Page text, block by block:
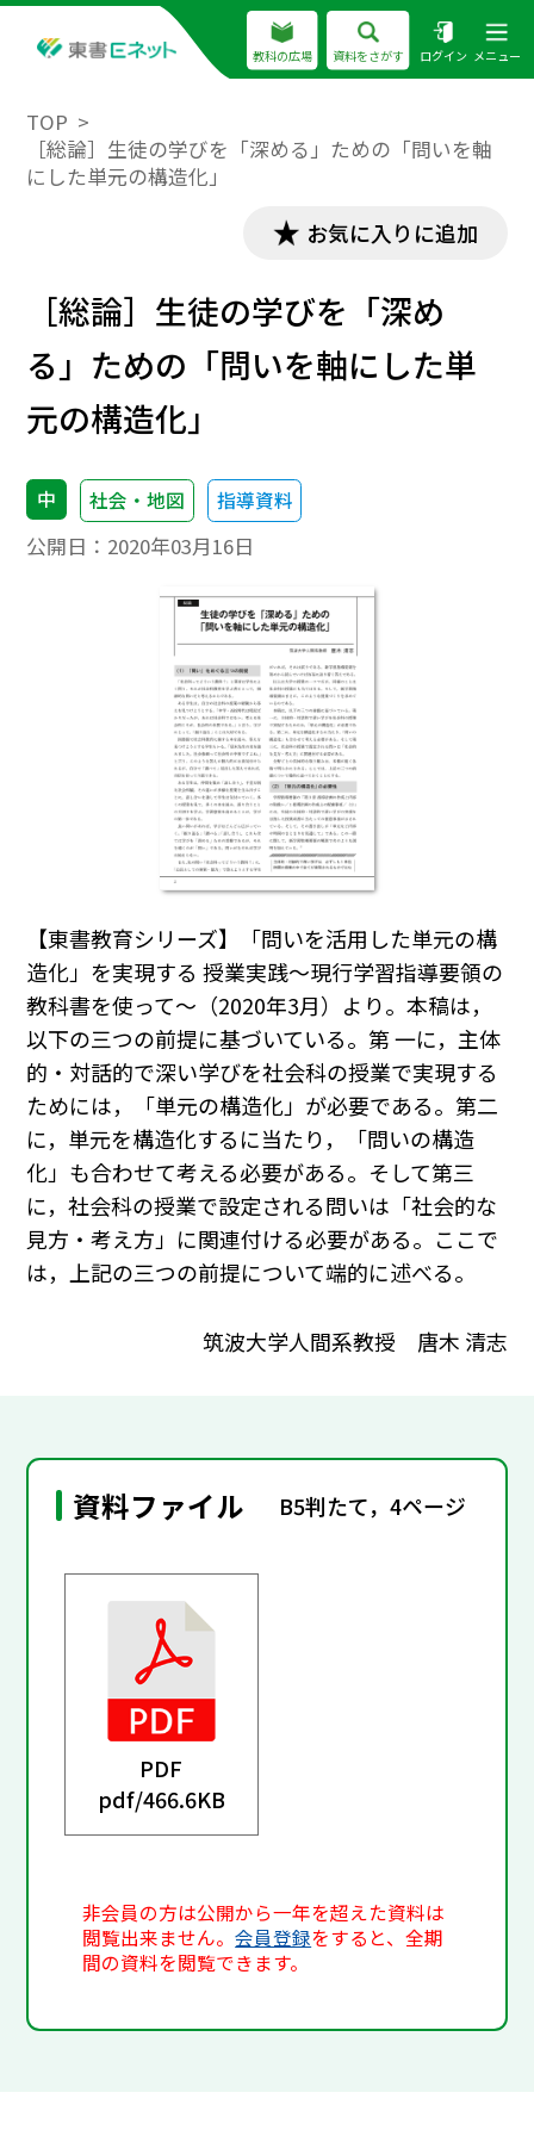
教科の広場 資料をさがす ログイン メニュー
TOP
［総論］生徒の学びを「深める」ための「問いを軸
にした単元の構造化」
お気に入りに追加
［総論］生徒の学びを「深め
る」ための「問いを軸にした単
元の構造化」
中 社会・地図 指導資料
公開日： 2020年03月16日
【東書教育シリーズ】「問いを活用した単元の構
造化」を実現する 授業実践～現行学習指導要領の
教科書を使って～（2020年3月）より。本稿は，
以下の三つの前提に基づいている。第 一に，主体
的・対話的で深い学びを社会科の授業で実現する
ためには，「単元の構造化」が必要である。第二
に，単元を構造化するに当たり，「問いの構造
化」も合わせて考える必要がある。そして第三
に，社会科の授業で設定される問いは「社会的な
見方・考え方」に関連付ける必要がある。ここで
は，上記の三つの前提について端的に述べる。
筑波大学人間系教授 唐木 清志
資料ファイル B5判たて，4ページ
PDF
pdf/466.6KB
非会員の方は公開から一年を超えた資料は
閲覧出来ません。会員登録をすると、全期
間の資料を閲覧できます。